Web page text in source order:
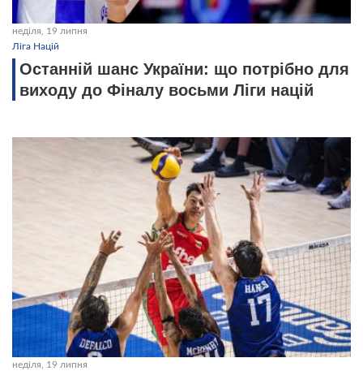
неділя, 19 липня
Ліга Націй
Останній шанс України: що потрібно для
виходу до Фіналу восьми Ліги націй
неділя, 19 липня